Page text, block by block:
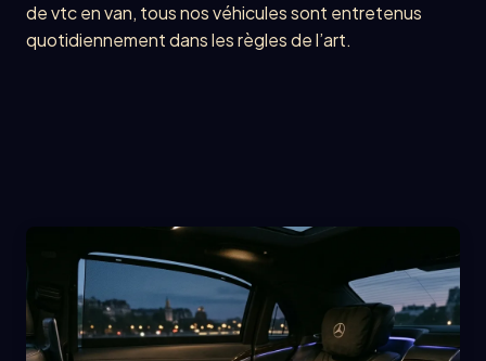
de vtc en van, tous nos véhicules sont entretenus
quotidiennement dans les règles de l’art.